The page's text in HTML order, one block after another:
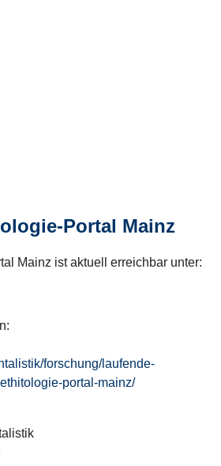
Portal Mainz
Mainz ist aktuell erreichbar unter:
forschung/laufende-
portal-mainz/